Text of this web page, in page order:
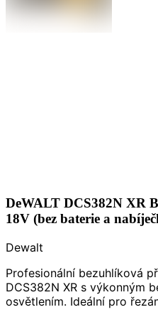
DeWALT DCS382N XR
18V (bez baterie a
Dewalt
Profesionální bezuhlíková
DCS382N XR s výkonným
osvětlením. Ideální pro